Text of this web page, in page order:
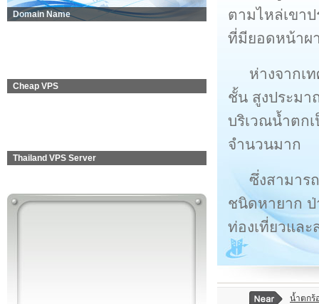
Domain Name
Cheap VPS
Thailand VPS Server
ตามไหล่เขา
ที่มียอดหน้าผ
ห่างจากเ
ชั้น สูงประม
บริเวณน้ำตก
จำนวนมาก
ซึ่งสามาร
ชนิดหายาก
ท่องเที่ยวแล
น้ำตกร้